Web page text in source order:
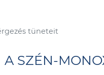
tüneteit
SZÉN-